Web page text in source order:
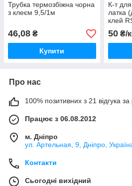
Трубка термозбіжна чорна
з клеєм 9,5/1м
46,08 ₴
Купити
К-т
латка
клей
50₴/
Про нас
100% позитивних з 21 відгука за
Працює з 06.08.2012
м. Дніпро
ул. Артельная, 9, Дніпро,
Контакти
Сьогодні вихідний